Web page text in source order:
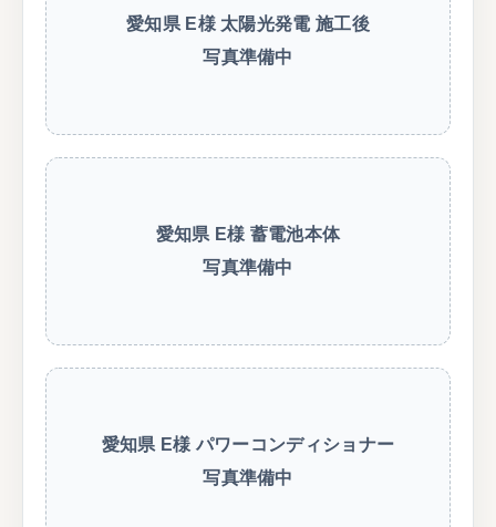
愛知県 E様 太陽光発電 施工後
写真準備中
愛知県 E様 蓄電池本体
写真準備中
愛知県 E様 パワーコンディショナー
写真準備中